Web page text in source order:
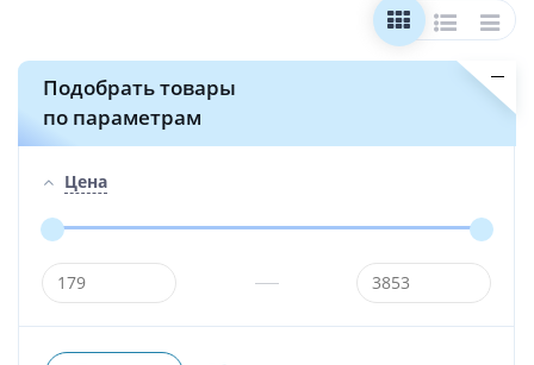
Подобрать товары
по параметрам
Цена